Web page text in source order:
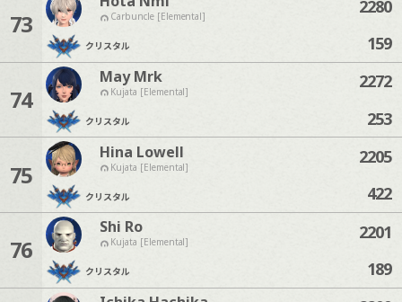
73 Carbuncle [Elemental]
クリスタル
2280
159
74
May Mrk
Kujata [Elemental]
クリスタル
2272
253
75
Hina Lowell
Kujata [Elemental]
クリスタル
2205
422
76
Shi Ro
Kujata [Elemental]
クリスタル
2201
189